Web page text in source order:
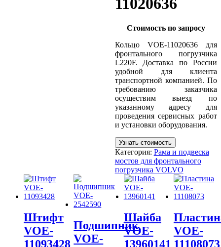
11020636
Стоимость по запросу
Кольцо VOE-11020636 для
фронтального погрузчика
L220F. Доставка по России
удобной для клиента
транспортной компанией. По
требованию заказчика
осуществим выезд по
указанному адресу для
проведения сервисных работ
и установки оборудования.
Узнать стоимость
Категория: Рама и подвеска
мостов для фронтального
погрузчика VOLVO
Штифт
VOE-
11093428
Подшипник
VOE-
Шайба
VOE-
13960141
VOE-
11108073